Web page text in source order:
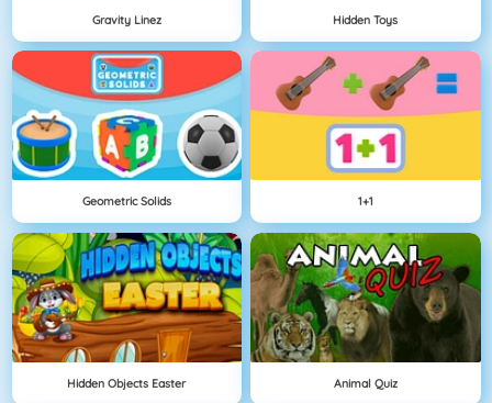
Gravity Linez Hidden Toys
Geometric Solids 1+1
Hidden Objects Easter Animal Quiz